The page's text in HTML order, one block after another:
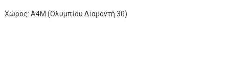
Χώρος: Α4Μ (Ολυμπίου Διαμαντή 30)